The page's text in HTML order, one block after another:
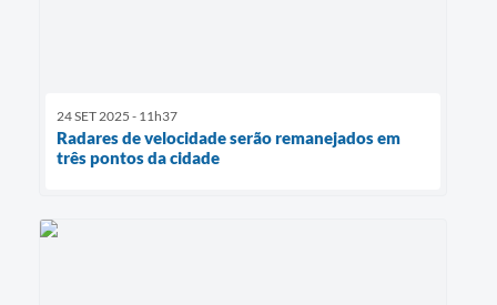
24 SET 2025 - 11h37
Radares de velocidade serão remanejados em
três pontos da cidade